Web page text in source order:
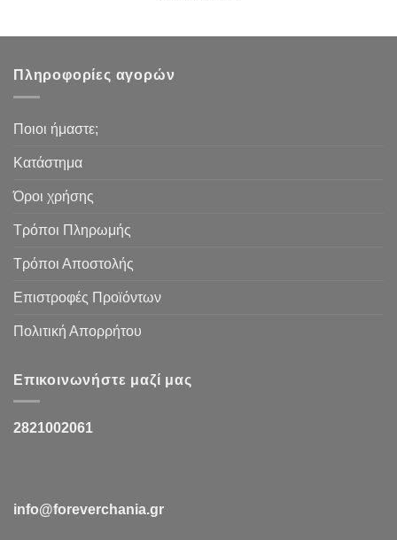
Πληροφορίες αγορών
Ποιοι ήμαστε;
Κατάστημα
Όροι χρήσης
Τρόποι Πληρωμής
Τρόποι Αποστολής
Επιστροφές Προϊόντων
Πολιτική Απορρήτου
Επικοινωνήστε μαζί μας
2821002061
info@foreverchania.gr